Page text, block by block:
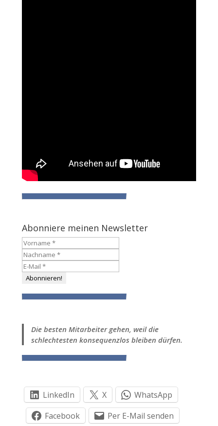
Abonniere meinen Newsletter
Die besten Mitarbeiter gehen, weil die
schlechtesten konsequenzlos bleiben dürfen.
LinkedIn X
WhatsApp
Facebook
Per E-Mail senden